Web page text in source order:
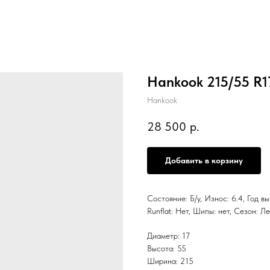
Hankook 215/55
Hankook
28 500 р.
Добавить в корзину
Состояние: Б/у, Износ: 6.4, Год
Runflat: Нет, Шипы: нет,
Диаметр: 17
Высота: 55
Ширина: 215